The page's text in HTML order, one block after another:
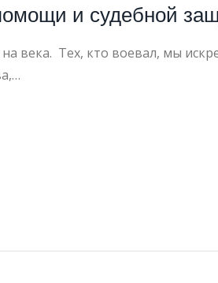
и судебной
века. Тех, кто воевал, мы